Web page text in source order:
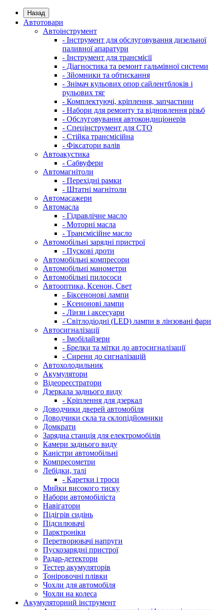
Назад
Автотовари
Автоінструмент
- Інструмент для обслуговування дизельної
паливної апаратури
- Інструмент для трансмісії
- Діагностика та ремонт гальмівної системи
- Зйомники та обтискання
- Знімач кульових опор сайлентблоків і
рульових тяг
- Комплектуючі, кріплення, запчастини
- Набори для ремонту та відновлення різьб
- Обслуговування автокондиціонерів
- Спецінструмент для СТО
- Стійка трансмісійна
- Фіксатори валів
Автоакустика
- Сабвуфери
Автомагнітоли
- Перехідні рамки
- Штатні магнітоли
Автомасажери
Автомасла
- Гідравлічне масло
- Моторні масла
- Трансмісійне масло
Автомобільні зарядні пристрої
- Пускові дроти
Автомобільні компресори
Автомобільні манометри
Автомобільні пилососи
Автооптика, Ксенон, Свет
- Біксенонові лампи
- Ксенонові лампи
- Лінзи і аксесуари
- Світлодіодні (LED) лампи в лінзовані фари
Автосигналізації
- Імобілайзери
- Брелки та мітки до автосигналізації
- Сирени до сигналізацій
Автохолодильник
Акумулятори
Відеореєстратори
Дзеркала заднього виду
- Кріплення для дзеркал
Доводчики дверей автомобіля
Доводчики скла та склопідйомники
Домкрати
Зарядна станція для електромобілів
Камери заднього виду
Каністри автомобільні
Компресометри
Лебідки, талі
- Каретки і троси
Мийки високого тиску
Набори автомобіліста
Навігатори
Підігрів сидінь
Підсилювачі
Парктроніки
Перетворювачі напруги
Пускозарядні пристрої
Радар-детектори
Тестер акумуляторів
Тоніровочні плівки
Чохли для автомобіля
Чохли на колеса
Акумуляторний інструмент